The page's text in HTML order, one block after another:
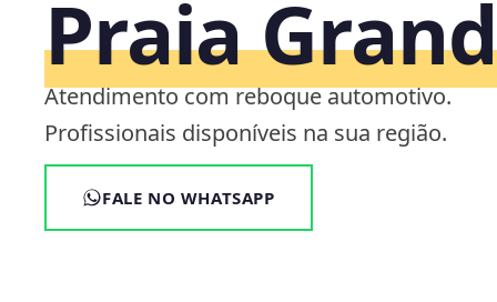
Praia
Atendimento com reboque automotivo.
Profissionais disponíveis na sua região.
FALE NO WHATSAPP